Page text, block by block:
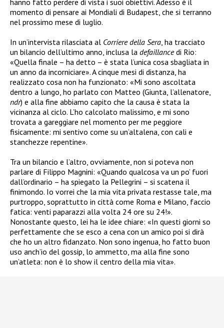
momento di pensare ai Mondiali di Budapest, che si terranno
nel prossimo mese di luglio.
In un’intervista rilasciata al Corriere della Sera , ha tracciato
un bilancio dell’ultimo anno, inclusa la defaillancedi Rio:
«Quella finale – ha detto – è stata l’unica cosa sbagliata in
un anno da incorniciare». A cinque mesi di distanza, ha
realizzato cosa non ha funzionato: «Mi sono ascoltata
dentro a lungo, ho parlato con Matteo (Giunta, l’allenatore,
ndr) e alla fine abbiamo capito che la causa è stata la
vicinanza al ciclo. L’ho calcolato malissimo, e mi sono
trovata a gareggiare nel momento per me peggiore
fisicamente: mi sentivo come su un’altalena, con cali e
stanchezze repentine».
Tra un bilancio e l’altro, ovviamente, non si poteva non
parlare di Filippo Magnini: «Quando qualcosa va un po’ fuori
dall’ordinario – ha spiegato la Pellegrini – si scatena il
finimondo. Io vorrei che la mia vita privata restasse tale, ma
purtroppo, soprattutto in città come Roma e Milano, faccio
fatica: venti paparazzi alla volta 24 ore su 24!».
Nonostante questo, lei ha le idee chiare: «In questi giorni so
perfettamente che se esco a cena con un amico poi si dirà
che ho un altro fidanzato. Non sono ingenua, ho fatto buon
uso anch’io del gossip, lo ammetto, ma alla fine sono
un’atleta: non è lo show il centro della mia vita».